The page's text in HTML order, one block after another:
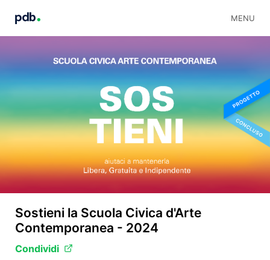
MENU
Sostieni la Scuola Civica d'Arte
Contemporanea - 2024
Condividi